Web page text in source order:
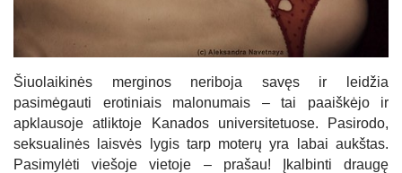
Šiuolaikinės merginos neriboja savęs ir leidžia
pasimėgauti erotiniais malonumais – tai paaiškėjo ir
apklausoje atliktoje Kanados universitetuose. Pasirodo,
seksualinės laisvės lygis tarp moterų yra labai aukštas.
Pasimylėti viešoje vietoje – prašau! Įkalbinti draugę